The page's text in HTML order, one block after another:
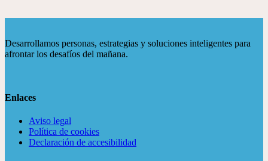
Desarrollamos personas, estrategias y soluciones inteligentes para
afrontar los desafíos del mañana.
Enlaces
Aviso legal
Política de cookies
Declaración de accesibilidad